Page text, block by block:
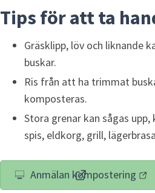
Tips för att ta
Gräsklipp, löv och liknande
buskar.
Ris från att ha trimmat
komposteras.
Stora grenar kan sågas
spis, eldkorg, grill,
Anmälan kompostering
(länk till annan